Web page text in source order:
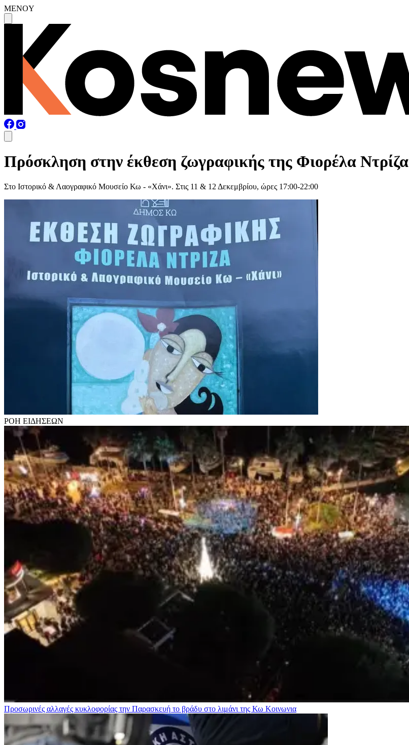
MENOY
Πρόσκληση στην έκθεση ζωγραφικής της Φιορέλα Ντρίζα
Στο Ιστορικό & Λαογραφικό Μουσείο Κω - «Χάνι». Στις 11 & 12 Δεκεμβρίου, ώρες 17:00-22:00
ΡΟΗ ΕΙΔΗΣΕΩΝ
Προσωρινές αλλαγές κυκλοφορίας την Παρασκευή το βράδυ στο λιμάνι της Κω Κοινωνια